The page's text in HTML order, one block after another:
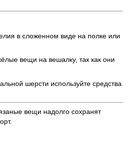
в сложенном виде на полке или
вещи на вешалку, так как они
шерсти используйте средства
вещи надолго сохранят